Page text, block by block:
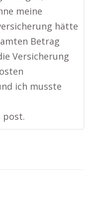
meine
hätte
Betrag
Versicherung
ich musste
post.